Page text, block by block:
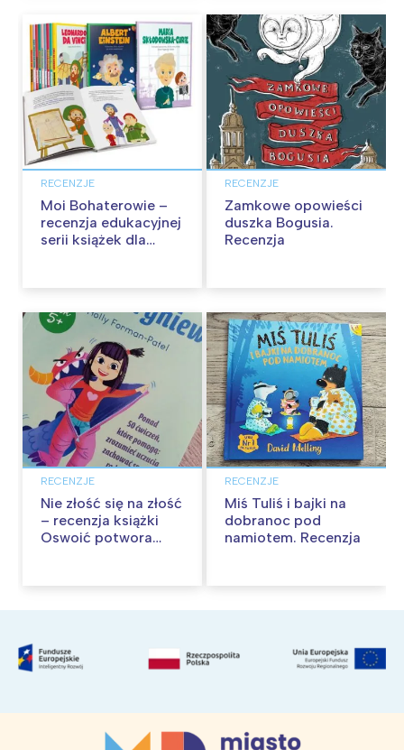
RECENZJE
Moi Bohaterowie –
recenzja edukacyjnej
serii książek dla
RECENZJE
Zamkowe opowieści
duszka Bogusia.
Recenzja
RECENZJE
Nie złość się na złość
– recenzja książki
Oswoić potwora
RECENZJE
Miś Tuliś i bajki na
dobranoc pod
namiotem. Recenzja